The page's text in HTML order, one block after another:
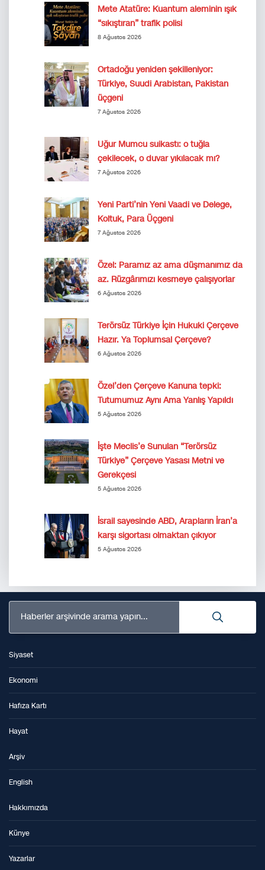
Mete Atatüre: Kuantum aleminin ışık
“sıkıştıran” trafik polisi
8 Ağustos 2026
Ortadoğu yeniden şekilleniyor:
Türkiye, Suudi Arabistan, Pakistan
üçgeni
7 Ağustos 2026
Uğur Mumcu suikastı: o tuğla
çekilecek, o duvar yıkılacak mı?
7 Ağustos 2026
Yeni Parti’nin Yeni Vaadi ve Delege,
Koltuk, Para Üçgeni
7 Ağustos 2026
Özel: Paramız az ama düşmanımız da
az. Rüzgârımızı kesmeye çalışıyorlar
6 Ağustos 2026
Terörsüz Türkiye İçin Hukuki Çerçeve
Hazır. Ya Toplumsal Çerçeve?
6 Ağustos 2026
Özel’den Çerçeve Kanuna tepki:
Tutumumuz Aynı Ama Yanlış Yapıldı
5 Ağustos 2026
İşte Meclis’e Sunulan “Terörsüz
Türkiye” Çerçeve Yasası Metni ve
Gerekçesi
5 Ağustos 2026
İsrail sayesinde ABD, Arapların İran’a
karşı sigortası olmaktan çıkıyor
5 Ağustos 2026
Haberler arşivinde arama yapın...
Siyaset
Ekonomi
Hafıza Kartı
Hayat
Arşiv
English
Hakkımızda
Künye
Yazarlar